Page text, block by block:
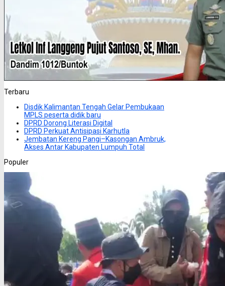
Terbaru
Disdik Kalimantan Tengah Gelar Pembukaan
MPLS peserta didik baru
DPRD Dorong Literasi Digital
DPRD Perkuat Antisipasi Karhutla
Jembatan Kereng Pangi–Kasongan Ambruk,
Akses Antar Kabupaten Lumpuh Total
Populer